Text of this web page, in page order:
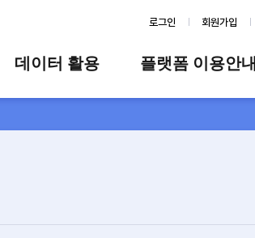
로그인 회원가입
데이터 활용 플랫폼 이용안내
Q&A